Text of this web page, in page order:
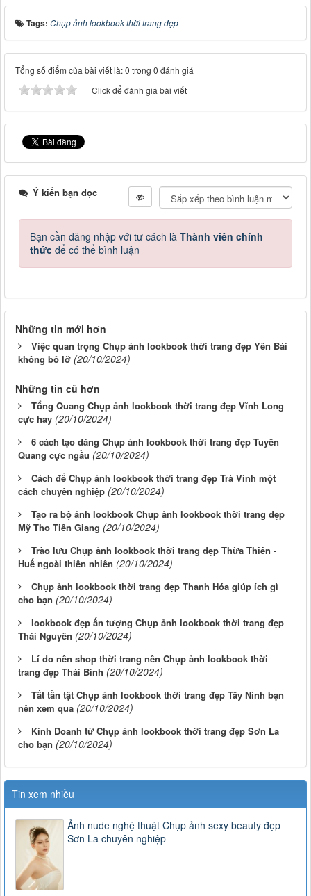
Tags: Chụp ảnh lookbook thời trang đẹp
Tổng số điểm của bài viết là: 0 trong 0 đánh giá
Click để đánh giá bài viết
Ý kiến bạn đọc
Bạn cần đăng nhập với tư cách là Thành viên chính
thức để có thể bình luận
Những tin mới hơn
Việc quan trọng Chụp ảnh lookbook thời trang đẹp Yên Bái
không bỏ lỡ (20/10/2024)
Những tin cũ hơn
Tổng Quang Chụp ảnh lookbook thời trang đẹp Vĩnh Long
cực hay (20/10/2024)
6 cách tạo dáng Chụp ảnh lookbook thời trang đẹp Tuyên
Quang cực ngầu (20/10/2024)
Cách để Chụp ảnh lookbook thời trang đẹp Trà Vinh một
cách chuyên nghiệp (20/10/2024)
Tạo ra bộ ảnh lookbook Chụp ảnh lookbook thời trang đẹp
Mỹ Tho Tiền Giang (20/10/2024)
Trào lưu Chụp ảnh lookbook thời trang đẹp Thừa Thiên -
Huế ngoài thiên nhiên (20/10/2024)
Chụp ảnh lookbook thời trang đẹp Thanh Hóa giúp ích gì
cho bạn (20/10/2024)
lookbook đẹp ấn tượng Chụp ảnh lookbook thời trang đẹp
Thái Nguyên (20/10/2024)
Lí do nên shop thời trang nên Chụp ảnh lookbook thời
trang đẹp Thái Bình (20/10/2024)
Tất tần tật Chụp ảnh lookbook thời trang đẹp Tây Ninh bạn
nên xem qua (20/10/2024)
Kinh Doanh từ Chụp ảnh lookbook thời trang đẹp Sơn La
cho bạn (20/10/2024)
Tin xem nhiều
Ảnh nude nghệ thuật Chụp ảnh sexy beauty đẹp
Sơn La chuyên nghiệp